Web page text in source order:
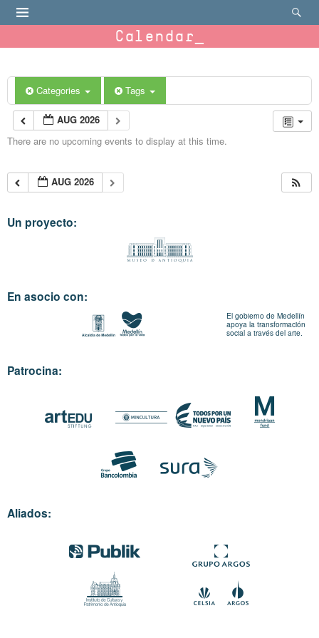
Calendar
Categories Tags
AUG 2026
There are no upcoming events to display at this time.
AUG 2026
Un proyecto:
En asocio con:
El gobierno de Medellín
apoya la transformación
social a través del arte.
Patrocina:
Aliados: